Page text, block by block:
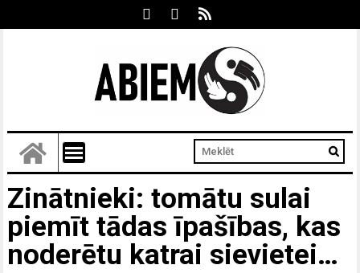
Zinātnieki: tomātu sulai
piemīt tādas īpašības, kas
noderētu katrai sievietei…